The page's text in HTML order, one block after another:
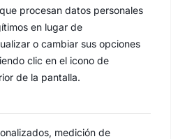
procesan datos personales
en lugar de
o cambiar sus opciones
clic en el icono de
de la pantalla.
medición de